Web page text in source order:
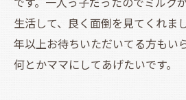
です。一人っ子だったのでミルク
生活して、良く面倒を見てくれま
年以上お待ちいただいてる方もい
何とかママにしてあげたいです。